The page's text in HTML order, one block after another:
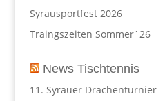
Syrausportfest 2026
Traingszeiten Sommer`26
News Tischtennis
11. Syrauer Drachenturnier